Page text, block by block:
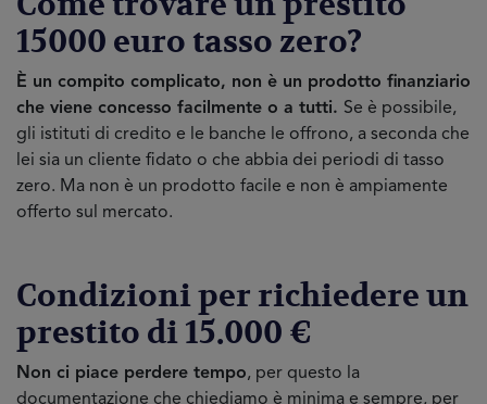
15000 euro tasso zero?
È un compito complicato, non è un prodotto finanziario
che viene concesso facilmente o a tutti. Se è possibile,
gli istituti di credito e le banche le offrono, a seconda che
lei sia un cliente fidato o che abbia dei periodi di tasso
zero. Ma non è un prodotto facile e non è ampiamente
offerto sul mercato.
Condizioni per richiedere un
prestito di 15.000 €
Non ci piace perdere tempo, per questo la
documentazione che chiediamo è minima e sempre, per